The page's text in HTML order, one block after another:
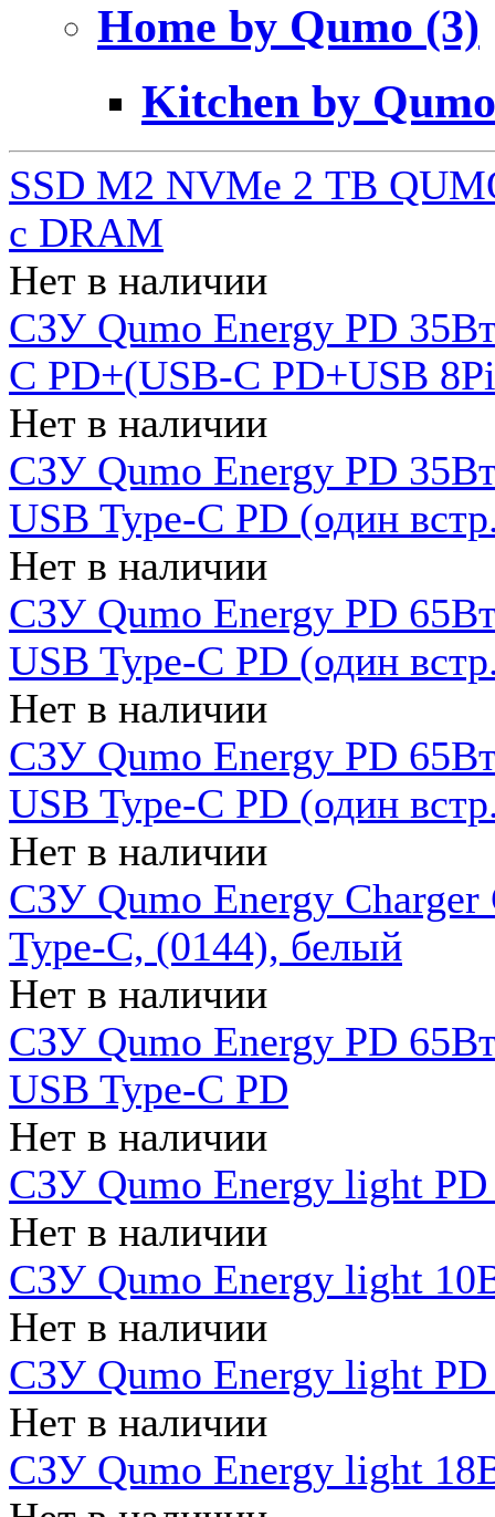
Home by Qumo (3)
Kitchen by
SSD M2 NVMe 2 ТB
c DRAM
Нет в наличии
СЗУ Qumo Energy PD
C PD+(USB-C PD+USB
Нет в наличии
СЗУ Qumo Energy PD
USB Type-C PD (один
Нет в наличии
СЗУ Qumo Energy PD
USB Type-C PD (один
Нет в наличии
СЗУ Qumo Energy PD
USB Type-C PD (один
Нет в наличии
СЗУ Qumo Energy
Type-C, (0144), белый
Нет в наличии
СЗУ Qumo Energy PD
USB Type-C PD
Нет в наличии
СЗУ Qumo Energy light
Нет в наличии
СЗУ Qumo Energy light
Нет в наличии
СЗУ Qumo Energy light
Нет в наличии
СЗУ Qumo Energy light